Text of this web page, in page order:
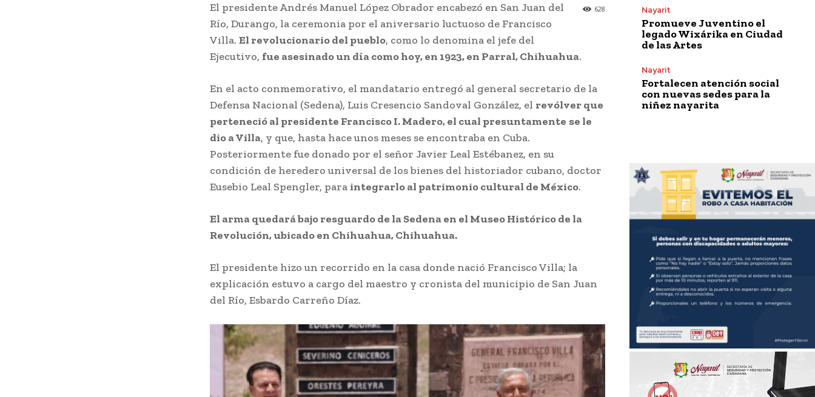
628
El presidente Andrés Manuel López Obrador encabezó en San Juan del
Río, Durango, la ceremonia por el aniversario luctuoso de Francisco
Villa. El revolucionario del pueblo, como lo denomina el jefe del
Ejecutivo, fue asesinado un día como hoy, en 1923, en Parral, Chihuahua.
En el acto conmemorativo, el mandatario entregó al general secretario de la
Defensa Nacional (Sedena), Luis Cresencio Sandoval González, el revólver que
perteneció al presidente Francisco I. Madero, el cual presuntamente se le
dio a Villa, y que, hasta hace unos meses se encontraba en Cuba.
Posteriormente fue donado por el señor Javier Leal Estébanez, en su
condición de heredero universal de los bienes del historiador cubano, doctor
Eusebio Leal Spengler, para integrarlo al patrimonio cultural de México.
El arma quedará bajo resguardo de la Sedena en el Museo Histórico de la
Revolución, ubicado en Chihuahua, Chihuahua.
El presidente hizo un recorrido en la casa donde nació Francisco Villa; la
explicación estuvo a cargo del maestro y cronista del municipio de San Juan
del Río, Esbardo Carreño Díaz.
Nayarit
Promueve Juventino el
legado Wixárika en Ciudad
de las Artes
Nayarit
Fortalecen atención social
con nuevas sedes para la
niñez nayarita